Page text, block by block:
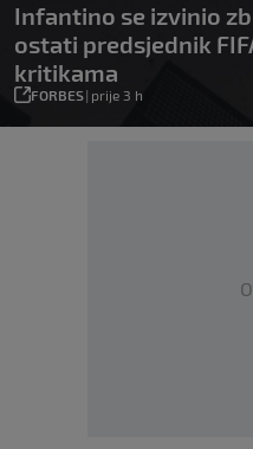
Infantino se izvinio
ostati predsjednik
kritikama
FORBES| prije 3 h